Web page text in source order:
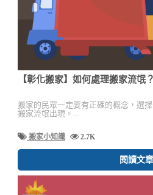
【彰化搬家】如何處理搬家流氓
搬家的民眾一定要有正確的概念，選
搬家流氓出現。...
搬家小知識 2.7K
閱讀文章